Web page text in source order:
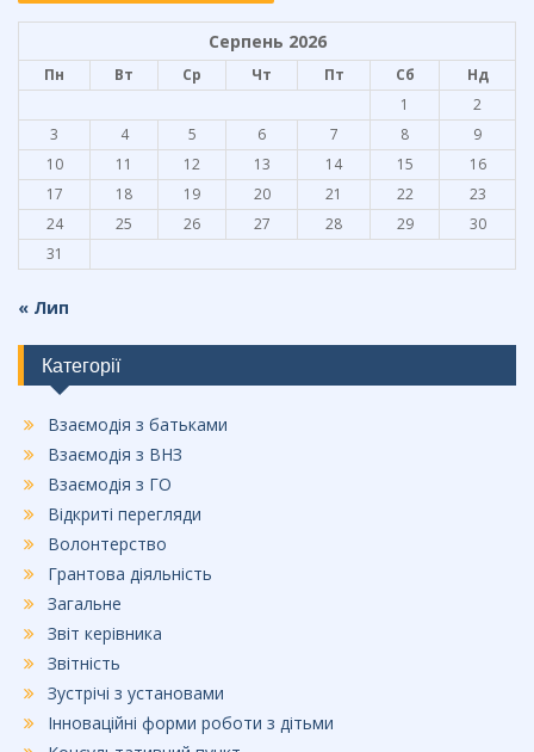
Серпень 2026
Пн Вт Ср Чт Пт Сб
Нд
1
2
3
4 5 6 7 8
9
10
11 12 13 14 15
16
17
18 19 20 21 22
23
24
25 26 27 28 29
30
31
« Лип
Категорії
Взаємодія з батьками
Взаємодія з ВНЗ
Взаємодія з ГО
Відкриті перегляди
Волонтерство
Грантова діяльність
Загальне
Звіт керівника
Звітність
Зустрічі з установами
Інноваційні форми роботи з дітьми